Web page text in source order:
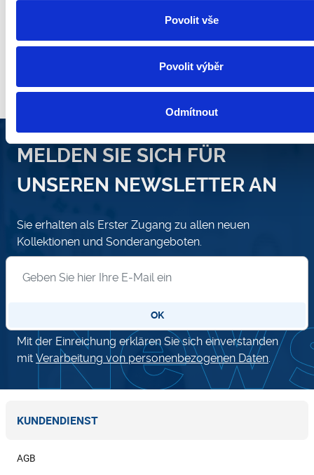
Povolit vše
Povolit výběr
Odmítnout
MELDEN SIE SICH FÜR
UNSEREN NEWSLETTER AN
Sie erhalten als Erster Zugang zu allen neuen
Kollektionen und Sonderangeboten.
OK
Mit der Einreichung erklären Sie sich einverstanden
mit Verarbeitung von personenbezogenen Daten.
KUNDENDIENST
AGB